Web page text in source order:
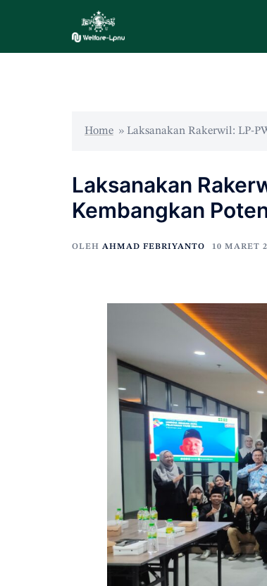
Home » Laksanakan Rakerwil: LP-
Laksanakan
Kembangkan
OLEH AHMAD FEBRIYANTO 10 MARET